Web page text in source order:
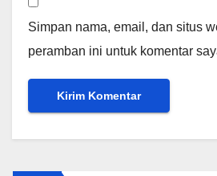
Simpan nama, email, dan situs
peramban ini untuk komentar